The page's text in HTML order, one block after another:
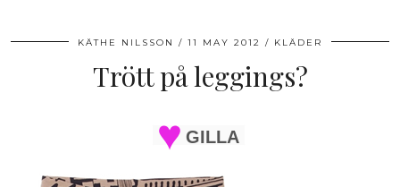
KÄTHE NILSSON 11 MAY 2012 KLÄDER
Trött på leggings?
GILLA